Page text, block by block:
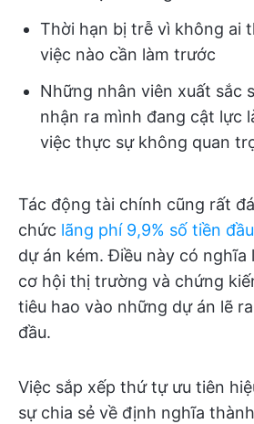
Thời hạn bị trễ vì không ai
việc nào cần làm trước
Những nhân viên xuất sắc
nhận ra mình đang cật lực
việc thực sự không quan
Tác động tài chính cũng rất
chức lãng phí 9,9% số tiền
dự án kém. Điều này có nghĩa
cơ hội thị trường và chứng
tiêu hao vào những dự án lẽ
đầu.
Việc sắp xếp thứ tự ưu tiên
sự chia sẻ về định nghĩa